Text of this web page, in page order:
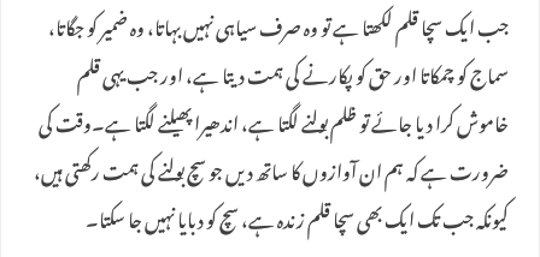
جب ایک سچا قلم لکھتا ہے تو وہ صرف سیاہی نہیں بہاتا، وہ ضمیر کو جگاتا،
سماج کو چمکاتا اور حق کو پکارنے کی ہمت دیتا ہے، اور جب یہی قلم
خاموش کرا دیا جائے تو ظلم بولنے لگتا ہے، اندھیرا پھیلنے لگتا ہے۔وقت کی
ضرورت ہے کہ ہم ان آوازوں کا ساتھ دیں جو سچ بولنے کی ہمت رکھتی ہیں،
کیونکہ جب تک ایک بھی سچا قلم زندہ ہے، سچ کو دبایا نہیں جا سکتا۔